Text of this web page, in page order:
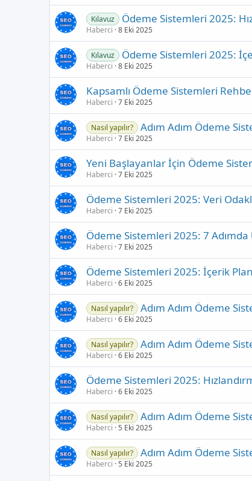
Kılavuz Ödeme Sistemleri 2025:
Haberci 8 Eki 2025
Kılavuz Ödeme Sistemleri 2025:
Haberci 8 Eki 2025
Kapsamlı Ödeme Sistemleri
Haberci 7 Eki 2025
Nasıl yapılır? Adım Adım Ödeme
Haberci 7 Eki 2025
Yeni Başlayanlar İçin Ödeme
Haberci 7 Eki 2025
Ödeme Sistemleri 2025: Veri
Haberci 7 Eki 2025
Ödeme Sistemleri 2025: 7
Haberci 7 Eki 2025
Ödeme Sistemleri 2025: İçerik
Haberci 6 Eki 2025
Nasıl yapılır? Adım Adım Ödeme
Haberci 6 Eki 2025
Nasıl yapılır? Adım Adım Ödeme
Haberci 6 Eki 2025
Ödeme Sistemleri 2025:
Haberci 6 Eki 2025
Nasıl yapılır? Adım Adım Ödeme
Haberci 5 Eki 2025
Nasıl yapılır? Adım Adım Ödeme
Haberci 5 Eki 2025